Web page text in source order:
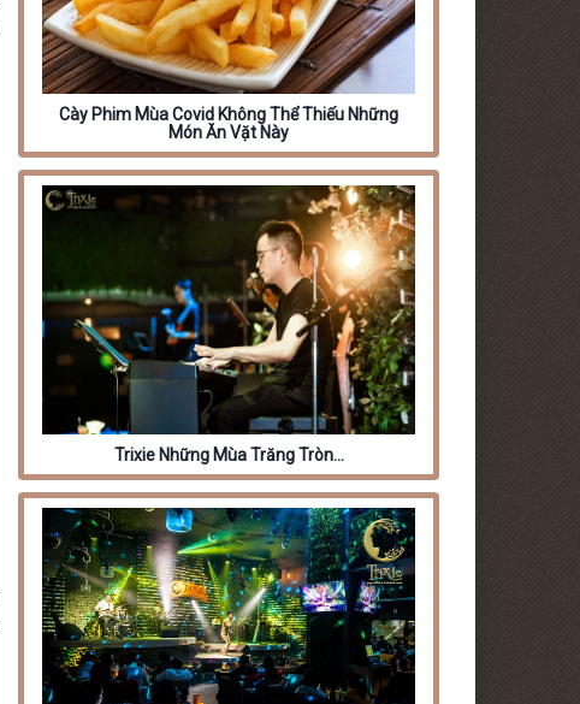
Cày Phim Mùa Covid Không Thể Thiếu Những
Món Ăn Vặt Này
Trixie Những Mùa Trăng Tròn…